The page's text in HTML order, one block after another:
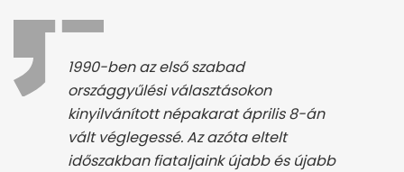
1990-ben az első szabad
országgyűlési választásokon
kinyilvánított népakarat április 8-án
vált véglegessé. Az azóta eltelt
időszakban fiataljaink újabb és újabb